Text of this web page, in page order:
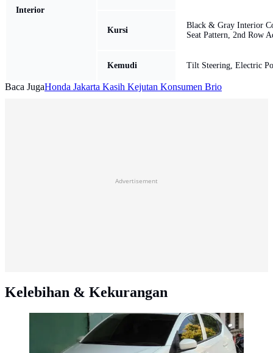
Interior
Kursi
Black & Gray Interior
Seat Pattern, 2nd Row
Kemudi Tilt Steering, Electric
Baca JugaHonda Jakarta Kasih Kejutan Konsumen Brio
Advertisement
Kelebihan & Kekurangan